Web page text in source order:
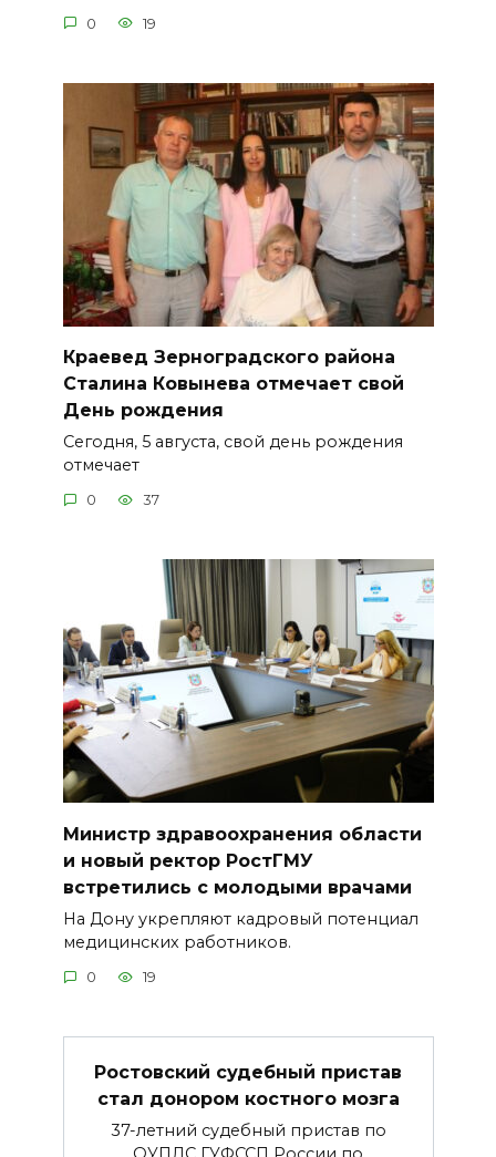
0 19
Краевед Зерноградского района
Сталина Ковынева отмечает свой
День рождения
Сегодня, 5 августа, свой день рождения
отмечает
0 37
Министр здравоохранения области
и новый ректор РостГМУ
встретились с молодыми врачами
На Дону укрепляют кадровый потенциал
медицинских работников.
0 19
Ростовский судебный пристав
стал донором костного мозга
37-летний судебный пристав по